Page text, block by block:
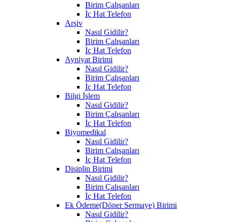
Birim Çalışanları
İç Hat Telefon
Arşiv
Nasıl Gidilir?
Birim Çalışanları
İç Hat Telefon
Ayniyat Birimi
Nasıl Gidilir?
Birim Çalışanları
İç Hat Telefon
Bilgi İşlem
Nasıl Gidilir?
Birim Çalışanları
İç Hat Telefon
Biyomedikal
Nasıl Gidilir?
Birim Çalışanları
İç Hat Telefon
Disiplin Birimi
Nasıl Gidilir?
Birim Çalışanları
İç Hat Telefon
Ek Ödeme(Döner Sermaye) Birimi
Nasıl Gidilir?